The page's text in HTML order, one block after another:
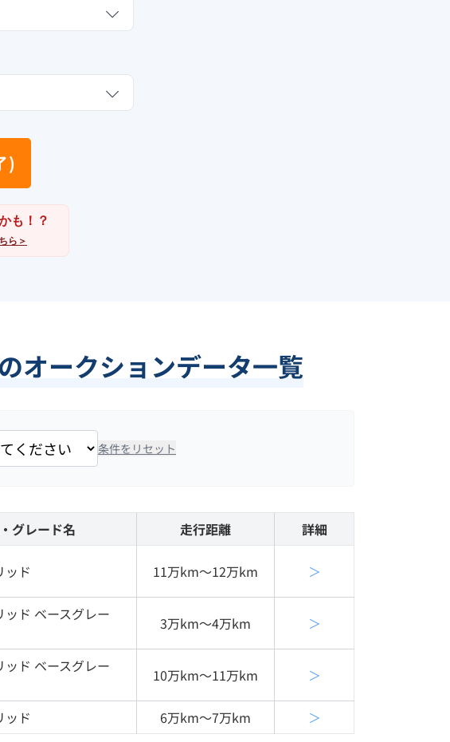
)
も！？
ら＞
オークションデータ一覧
条件をリセット
グレード名 走行距離 詳細
ッド 11万km〜12万km ＞
ッド ベースグレー
3万km〜4万km ＞
ッド ベースグレー
10万km〜11万km ＞
ッド 6万km〜7万km ＞